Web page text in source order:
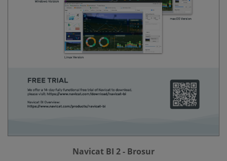
Navicat BI 2 - Brosur